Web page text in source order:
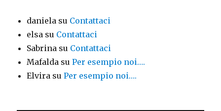
daniela su Contattaci
elsa su Contattaci
Sabrina su Contattaci
Mafalda suPer esempio noi….
Elvira suPer esempio noi….